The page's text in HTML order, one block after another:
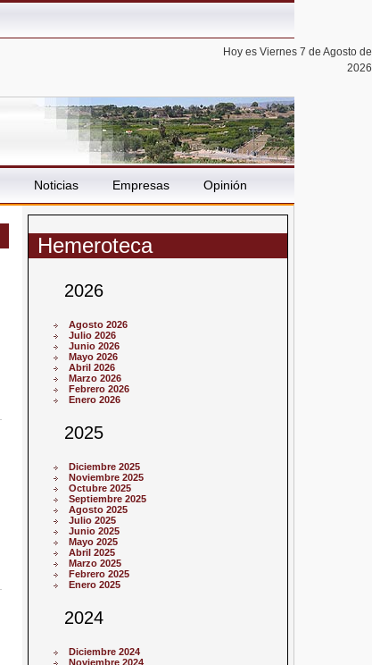
Hoy es Viernes 7 de Agosto de
2026
Noticias Empresas Opinión
Hemeroteca
2026
Agosto 2026
Julio 2026
Junio 2026
Mayo 2026
Abril 2026
Marzo 2026
Febrero 2026
Enero 2026
2025
Diciembre 2025
Noviembre 2025
Octubre 2025
Septiembre 2025
Agosto 2025
Julio 2025
Junio 2025
Mayo 2025
Abril 2025
Marzo 2025
Febrero 2025
Enero 2025
2024
Diciembre 2024
Noviembre 2024